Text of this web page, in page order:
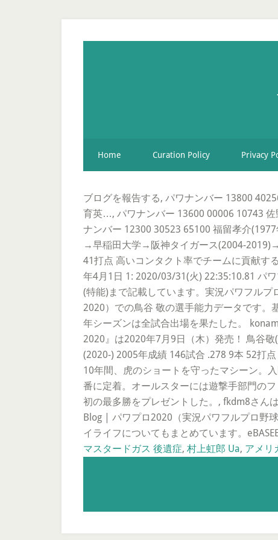
Home Curation Policy Privacy
ブログを報告する, パワナンバー 13800
育英…, パワナンバー 13600 00006 10743
ナンバー 12300 30523 65100 福留孝介
→早稲田大学→阪神タイガース(2004-
41打点 高いコンタクト率でチームに貢献す
年4月1日 1: 2020/03/31(火) 22:35:10.81 パ
(特能)まで記載しています。実況パワフル
2020）での鳥谷 敬の選手能力データです。
年シーズンは全試合出場を果たした。
2020』は2020年7月9日（木）発売！ 鳥谷
(2020-) 2005年成績 146試合 .278 9本 52打
10年間、虎のショートを守ったマシーン。
番に定着。オールスターには遊撃手部門の
初の最多勝をプレゼントした。, fkdm8さん
Blog | パワプロ2020（実況パワフルプロ野
イライフについてもまとめています。
マスタードガス 後遺症, 村上虹郎 Ua, アメリ